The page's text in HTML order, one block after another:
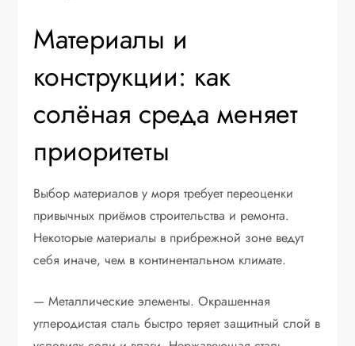
Материалы и
конструкции: как
солёная среда меняет
приоритеты
Выбор материалов у моря требует переоценки
привычных приёмов строительства и ремонта.
Некоторые материалы в прибрежной зоне ведут
себя иначе, чем в континентальном климате.
— Металлические элементы. Окрашенная
углеродистая сталь быстро теряет защитный слой в